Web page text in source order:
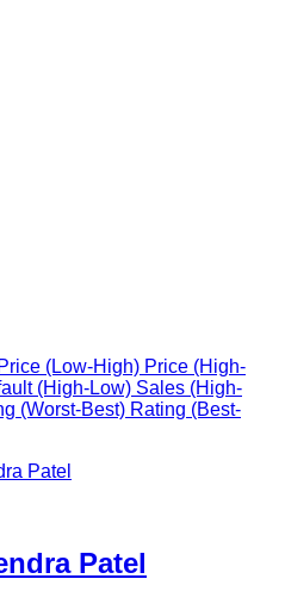
Price (Low-High) Price (High-
(High-Low) Sales (High-
(Worst-Best) Rating (Best-
Patel